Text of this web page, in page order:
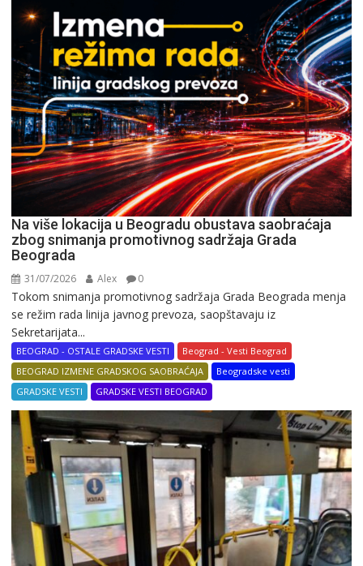
Na više lokacija u Beogradu obustava saobraćaja
zbog snimanja promotivnog sadržaja Grada
Beograda
31/07/2026 Alex 0
Tokom snimanja promotivnog sadržaja Grada Beograda menja
se režim rada linija javnog prevoza, saopštavaju iz
Sekretarijata...
BEOGRAD - OSTALE GRADSKE VESTI
Beograd - Vesti Beograd
BEOGRAD IZMENE GRADSKOG SAOBRAĆAJA
Beogradske vesti
GRADSKE VESTI
GRADSKE VESTI BEOGRAD